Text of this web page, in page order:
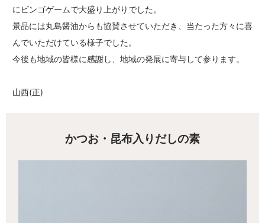
にビンゴゲームで大盛り上がりでした。
景品には丸島醤油からも協賛させていただき、当たった方々に喜
んでいただけている様子でした。
今後も地域の皆様に感謝し、地域の発展に寄与して参ります。
山西(正)
かつお・昆布入りだしの素